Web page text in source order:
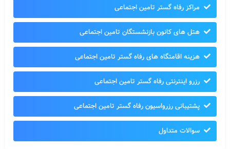
مراکز رفاه گستر تامین اجتماعی
هتل های کانون بازنشستگان تامین اجتماعی
هزینه اقامتگاه های رفاه گستر تامین اجتماعی
رزرو اینترنتی رفاه گستر تامین اجتماعی
پشتیبانی رزرواسیون رفاه گستر تامین اجتماعی
سوالات متداول